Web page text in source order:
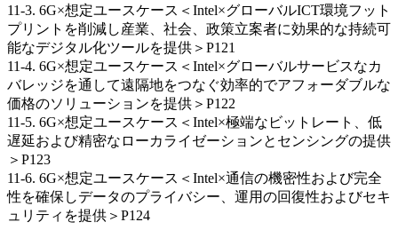
11-3. 6G×想定ユースケース＜Intel×グローバルICT環境フット
プリントを削減し産業、社会、政策立案者に効果的な持続可
能なデジタル化ツールを提供＞P121
11-4. 6G×想定ユースケース＜Intel×グローバルサービスなカ
バレッジを通して遠隔地をつなぐ効率的でアフォーダブルな
価格のソリューションを提供＞P122
11-5. 6G×想定ユースケース＜Intel×極端なビットレート、低
遅延および精密なローカライゼーションとセンシングの提供
＞P123
11-6. 6G×想定ユースケース＜Intel×通信の機密性および完全
性を確保しデータのプライバシー、運用の回復性およびセキ
ュリティを提供＞P124